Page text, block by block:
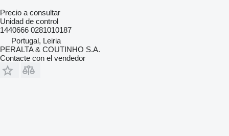
Precio a consultar
Unidad de control
1440666 0281010187
Portugal, Leiria
PERALTA & COUTINHO S.A.
Contacte con el vendedor